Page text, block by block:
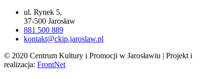
ul. Rynek 5,
37-500 Jarosław
881 500 889
kontakt@ckip.jaroslaw.pl
© 2020 Centrum Kultury i Promocji w Jarosławiu | Projekt i
realizacja: FrontNet